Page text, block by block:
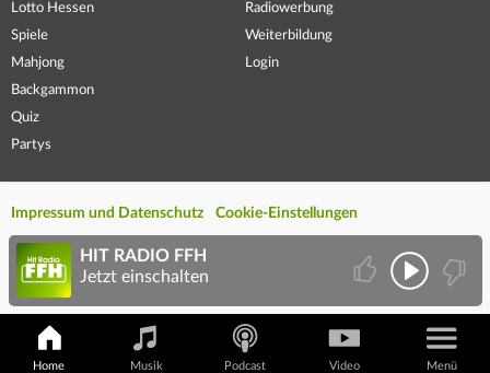
Lotto Hessen
Spiele
Mahjong
Backgammon
Quiz
Partys
Radiowerbung
Weiterbildung
Login
Impressum und Datenschutz Cookie-Einstellungen
Home Musik Podcast Video Menü
HIT RADIO FFH
Jetzt einschalten